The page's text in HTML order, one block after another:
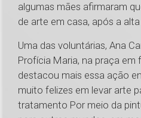
algumas mães afirmaram
de arte em casa, após a
Uma das voluntárias, Ana
Profícia Maria, na praça em
destacou mais essa ação
muito felizes em levar arte
tratamento Por meio da